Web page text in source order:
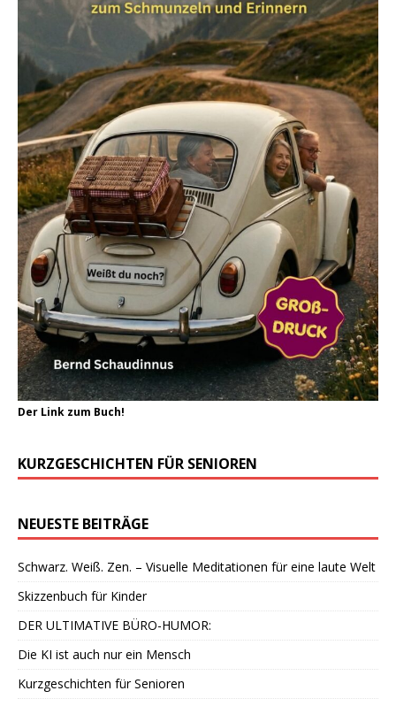
Der Link zum Buch!
KURZGESCHICHTEN FÜR SENIOREN
NEUESTE BEITRÄGE
Schwarz. Weiß. Zen. – Visuelle Meditationen für eine laute Welt
Skizzenbuch für Kinder
DER ULTIMATIVE BÜRO-HUMOR:
Die KI ist auch nur ein Mensch
Kurzgeschichten für Senioren